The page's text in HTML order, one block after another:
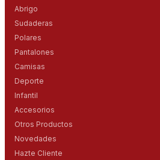
Abrigo
Sudaderas
Polares
Pantalones
Camisas
Deporte
Infantil
Accesorios
Otros Productos
Novedades
Hazte Cliente